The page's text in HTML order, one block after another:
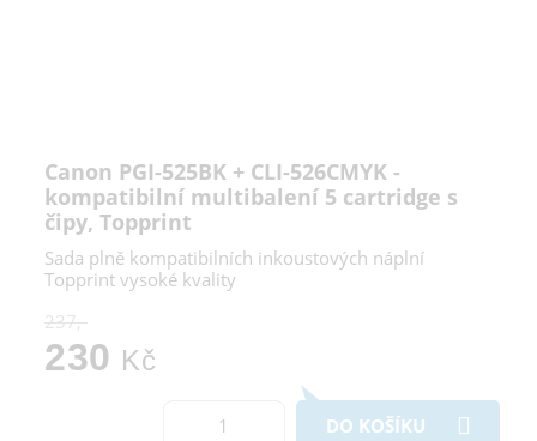
Canon PGI-525BK + CLI-526CMYK -
kompatibilní multibalení 5 cartridge s
čipy, Topprint
Sada plně kompatibilních inkoustových náplní
Topprint vysoké kvality
237,-
230 Kč
DO KOŠÍKU